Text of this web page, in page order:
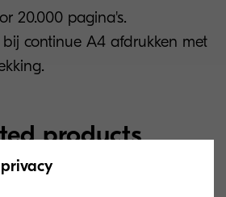
20.000 pagina's.
continue A4 afdrukken met
products